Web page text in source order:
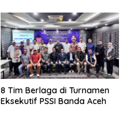
8 Tim Berlaga di Turnamen
Eksekutif PSSI Banda Aceh